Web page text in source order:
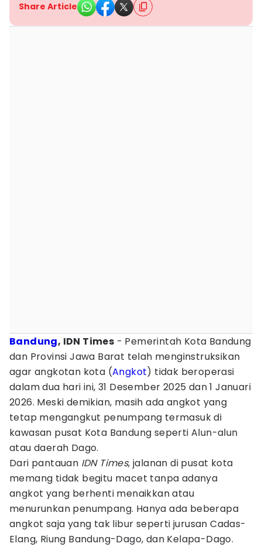
Share Article
Bandung, IDN Times - Pemerintah Kota Bandung
dan Provinsi Jawa Barat telah menginstruksikan
agar angkotan kota (Angkot) tidak beroperasi
dalam dua hari ini, 31 Desember 2025 dan 1 Januari
2026. Meski demikian, masih ada angkot yang
tetap mengangkut penumpang termasuk di
kawasan pusat Kota Bandung seperti Alun-alun
atau daerah Dago.
Dari pantauan IDN Times, jalanan di pusat kota
memang tidak begitu macet tanpa adanya
angkot yang berhenti menaikkan atau
menurunkan penumpang. Hanya ada beberapa
angkot saja yang tak libur seperti jurusan Cadas-
Elang, Riung Bandung-Dago, dan Kelapa-Dago.